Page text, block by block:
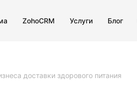
ZohoCRM Услуги Блог
доставки здорового питания